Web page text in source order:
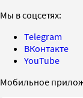
Мы в соцсетях:
Telegram
ВКонтакте
YouTube
Мобильное